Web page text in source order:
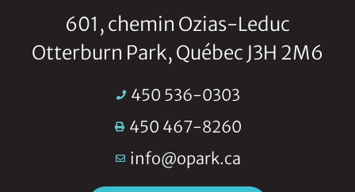
601, chemin Ozias-Leduc
Otterburn Park, Québec J3H 2M6
450 536-0303
450 467-8260
info@opark.ca